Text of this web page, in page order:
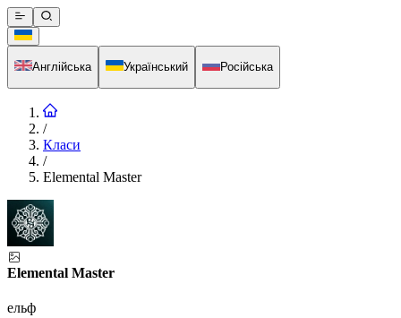
Англійська Український Російська
/
Класи
/
Elemental Master
Elemental Master
ельф